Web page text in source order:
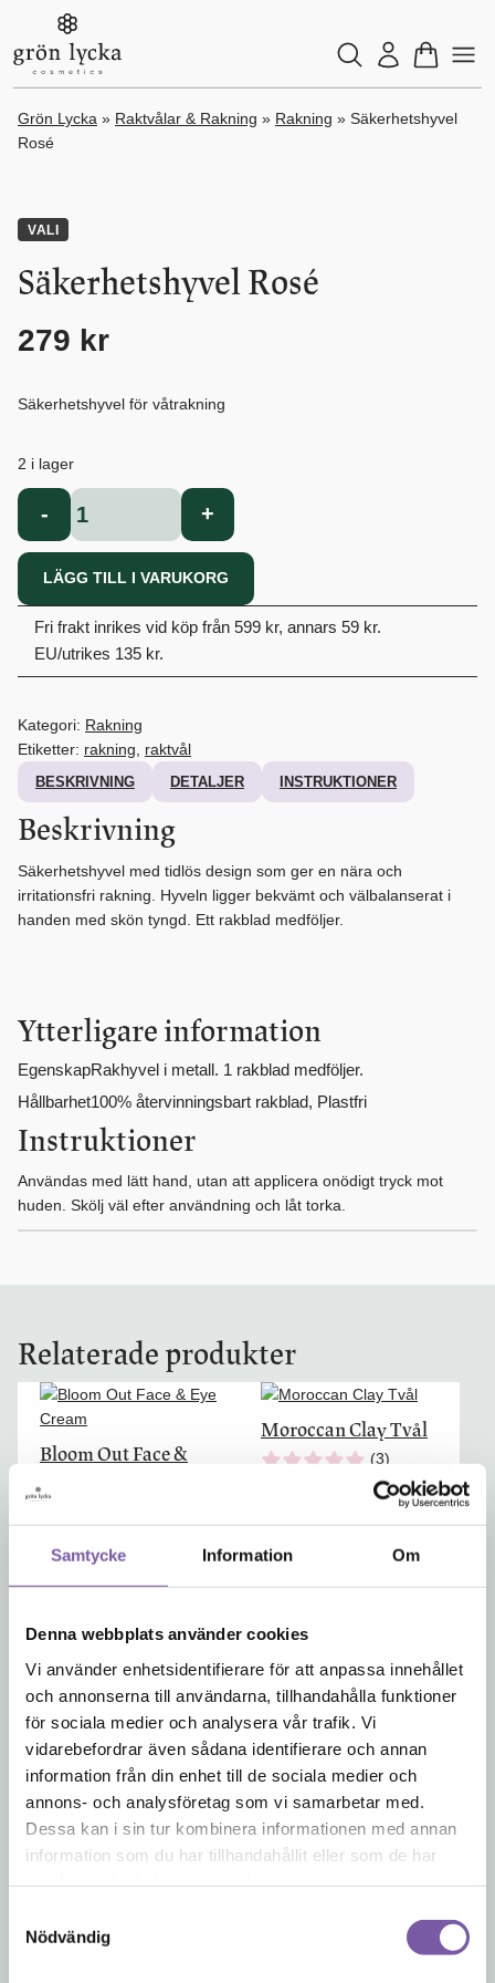
Samtycke Information Om
Denna webbplats använder cookies
Vi använder enhetsidentifierare för att anpassa innehållet
och annonserna till användarna, tillhandahålla funktioner
för sociala medier och analysera vår trafik. Vi
vidarebefordrar även sådana identifierare och annan
information från din enhet till de sociala medier och
annons- och analysföretag som vi samarbetar med.
Dessa kan i sin tur kombinera informationen med annan
information som du har tillhandahållit eller som de har
Nödvändig
Grön Lycka » Raktvålar & Rakning » Rakning » Säkerhetshyvel
Rosé
VALI
Säkerhetshyvel Rosé
279 kr
Säkerhetshyvel för våtrakning
2 i lager
-
Säkerhetshyvel
Rosé
mängd
+
LÄGG TILL I VARUKORG
Fri frakt inrikes vid köp från 599 kr, annars 59 kr.
EU/utrikes 135 kr.
Kategori: Rakning
Etiketter: rakning raktvål
BESKRIVNING DETALJER INSTRUKTIONER
Beskrivning
Säkerhetshyvel med tidlös design som ger en nära och
irritationsfri rakning. Hyveln ligger bekvämt och välbalanserat i
handen med skön tyngd. Ett rakblad medföljer.
Ytterligare information
EgenskapRakhyvel i metall. 1 rakblad medföljer.
Hållbarhet100% återvinningsbart rakblad, Plastfri
Instruktioner
Användas med lätt hand, utan att applicera onödigt tryck mot
huden. Skölj väl efter användning och låt torka.
Relaterade produkter
Bloom Out Face &
Återfuktande och lätt
sammandragande
Utan tillsatt doft.
199kr
Moroccan Clay Tvål
(3)
Från149 kr
Den
produkten
har
olika
alternativen
väljas
på
produktsidan
REPTVÅL
Säkerhetshyvel
Stilren säkerhetshyvel för
våtrakning
269kr
Ringblomssalva
Husapotekets SOS salva
vid hudbesvär. Ej
×